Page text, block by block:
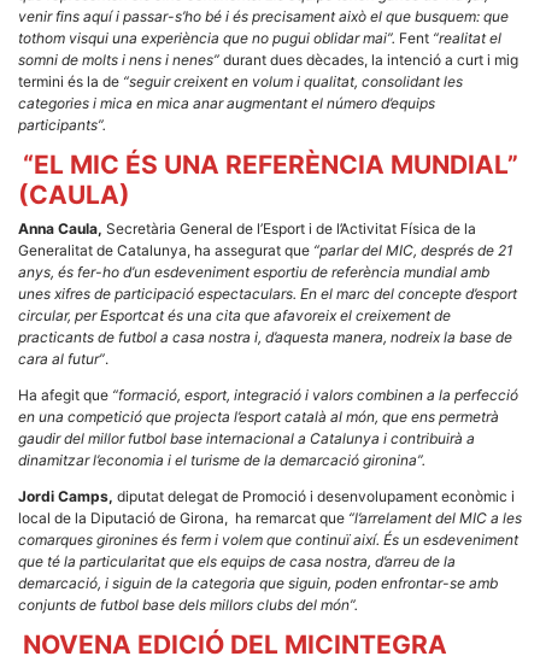
venir fins aquí i passar-s’ho bé i és precisament això el que busquem: que
tothom visqui una experiència que no pugui oblidar mai”. Fent “realitat el
somni de molts i nens i nenes” durant dues dècades, la intenció a curt i mig
termini és la de “seguir creixent en volum i qualitat, consolidant les
categories i mica en mica anar augmentant el número d’equips
participants”.
“EL MIC ÉS UNA REFERÈNCIA MUNDIAL”
(CAULA)
Anna Caula, Secretària General de l’Esport i de l’Activitat Física de la
Generalitat de Catalunya, ha assegurat que “parlar del MIC, després de 21
anys, és fer-ho d’un esdeveniment esportiu de referència mundial amb
unes xifres de participació espectaculars. En el marc del concepte d’esport
circular, per Esportcat és una cita que afavoreix el creixement de
practicants de futbol a casa nostra i, d’aquesta manera, nodreix la base de
cara al futur”.
Ha afegit que “formació, esport, integració i valors combinen a la perfecció
en una competició que projecta l’esport català al món, que ens permetrà
gaudir del millor futbol base internacional a Catalunya i contribuirà a
dinamitzar l’economia i el turisme de la demarcació gironina”.
Jordi Camps, diputat delegat de Promoció i desenvolupament econòmic i
local de la Diputació de Girona, ha remarcat que “l’arrelament del MIC a les
comarques gironines és ferm i volem que continuï així. És un esdeveniment
que té la particularitat que els equips de casa nostra, d’arreu de la
demarcació, i siguin de la categoria que siguin, poden enfrontar-se amb
conjunts de futbol base dels millors clubs del món”.
NOVENA EDICIÓ DEL MICINTEGRA